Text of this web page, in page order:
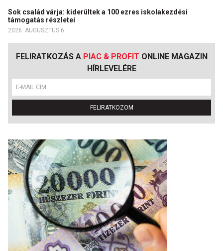
Sok család várja: kiderültek a 100 ezres iskolakezdési
támogatás részletei
2026. AUGUSZTUS 6.
FELIRATKOZÁS A PIAC & PROFIT ONLINE MAGAZIN
HÍRLEVELÉRE
FELIRATKOZOM